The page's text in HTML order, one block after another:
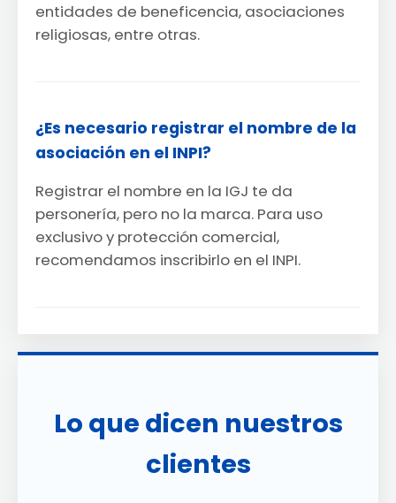
entidades de beneficencia, asociaciones
religiosas, entre otras.
¿Es necesario registrar el nombre de la
asociación en el INPI?
Registrar el nombre en la IGJ te da
personería, pero no la marca. Para uso
exclusivo y protección comercial,
recomendamos inscribirlo en el INPI.
Lo que dicen nuestros
clientes